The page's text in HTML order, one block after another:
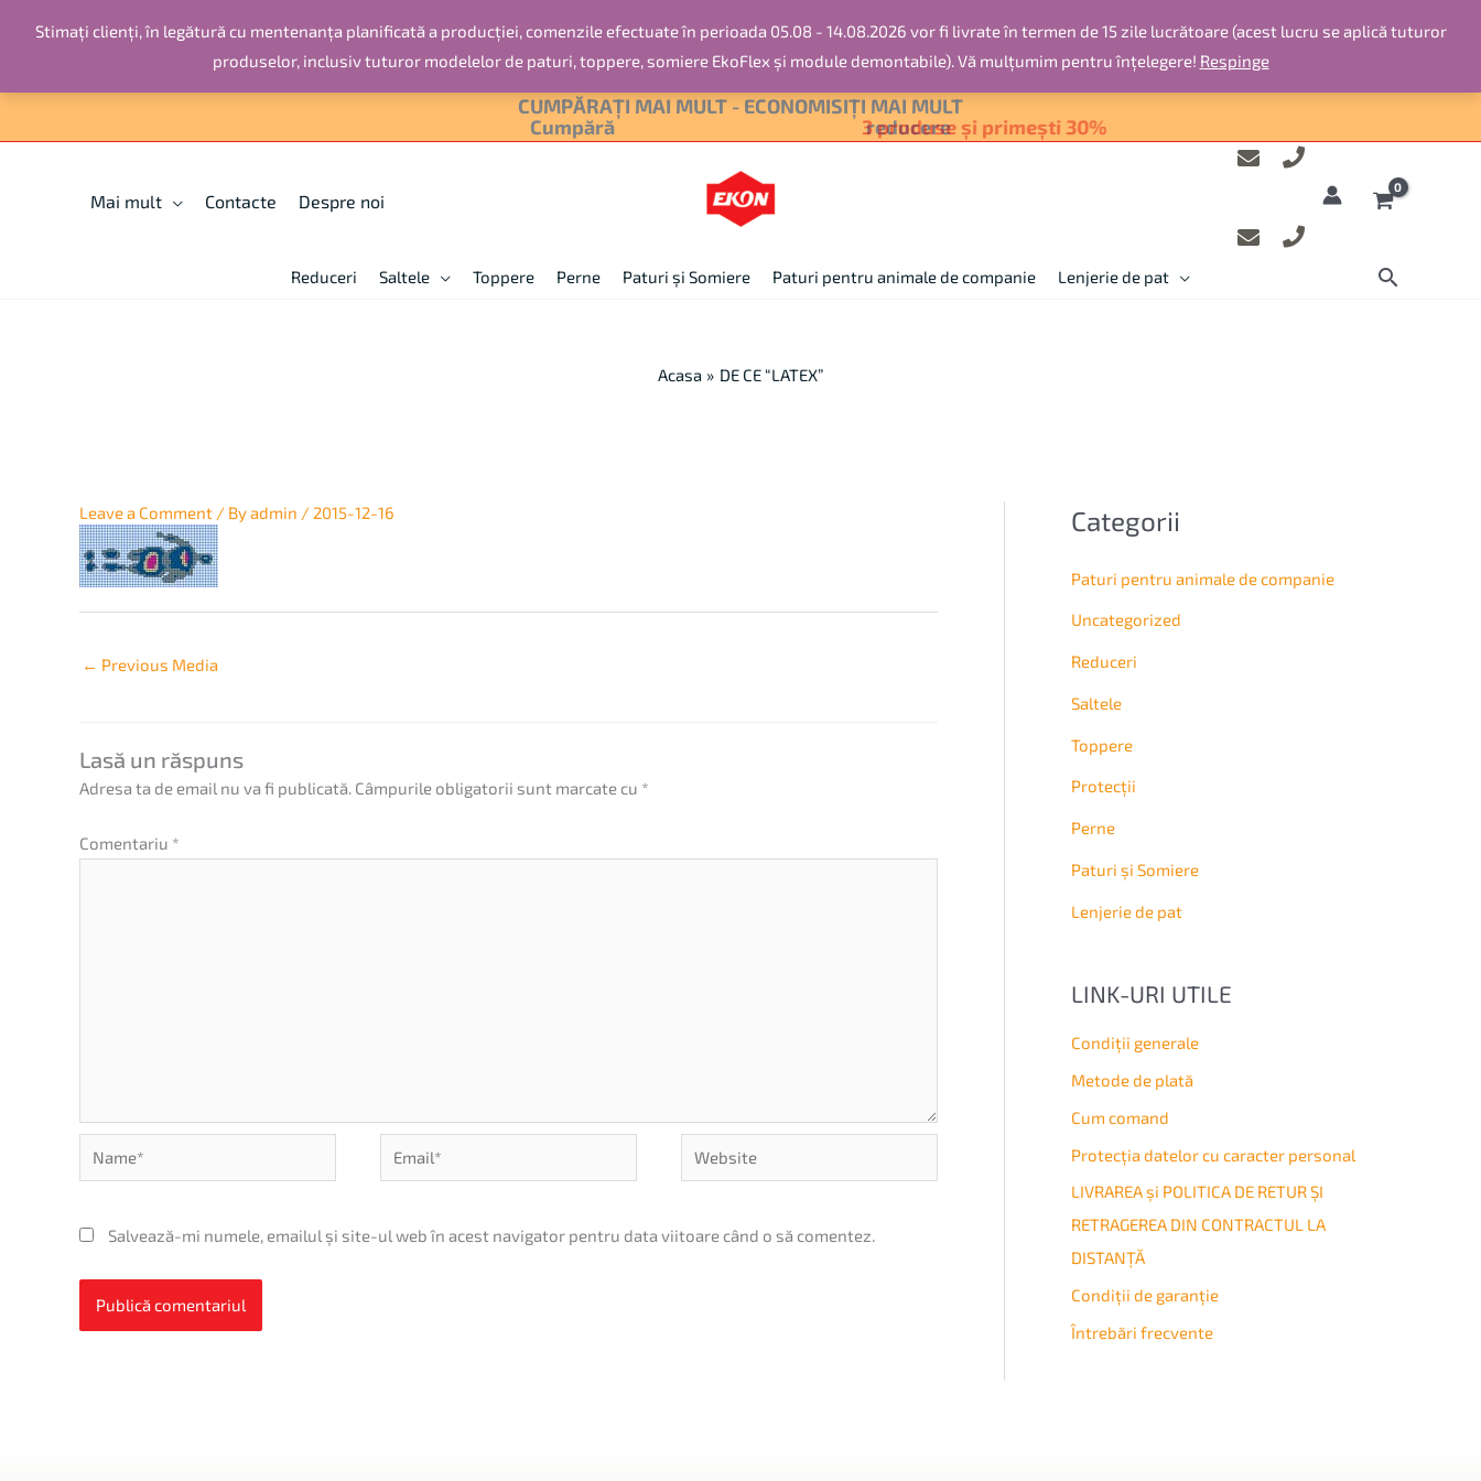
Stimați clienți, în legătură cu mentenanța planificată a producției, comenzile efectuate în perioada 05.08 - 14.08.2026 vor fi livrate în termen de 15 zile lucrătoare (acest lucru se aplică tuturor
produselor, inclusiv tuturor modelelor de paturi, toppere, somiere EkoFlex și module demontabile). Vă mulțumim pentru înțelegere! Respinge
CUMPĂRAȚI MAI MULT - ECONOMISIȚI MAI MULT
Cumpără
2 produse și primești 10% reducere
Мai mult Contacte Despre noi
Reduceri Saltele Topperе Perne Paturi și Somiere Paturi pentru animale de companie Lenjerie de pat
Acasa DE CE “LATEX”
Leave a Comment / Byadmin / 2015-12-16
← Previous Media
Lasă un răspuns
Adresa ta de email nu va fi publicată. Câmpurile obligatorii sunt marcate cu *
Comentariu *
Name* Email* Website
Salvează-mi numele, emailul și site-ul web în acest navigator pentru data viitoare când o să comentez.
Categorii
Paturi pentru animale de companie
Uncategorized
Reduceri
Saltele
Topperе
Protecții
Perne
Paturi și Somiere
Lenjerie de pat
LINK-URI UTILE
Condiţii generale
Metode de plată
Cum comand
Protecția datelor cu caracter personal
LIVRAREA și POLITICA DE RETUR ȘI
RETRAGEREA DIN CONTRACTUL LA
DISTANȚĂ
Condiţii de garanţie
Întrebări frecvente